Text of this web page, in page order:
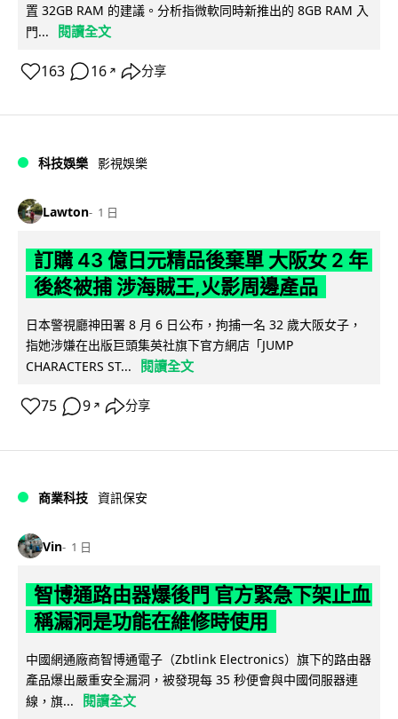
置 32GB RAM 的建議。分析指微軟同時新推出的 8GB RAM 入
門...
閱讀全文
163 16 ↗ 分享
科技娛樂 影視娛樂
Lawton 1 日
訂購 43 億日元精品後棄單 大阪女 2 年
後終被捕 涉海賊王,火影周邊產品
日本警視廳神田署 8 月 6 日公布，拘捕一名 32 歲大阪女子，
指她涉嫌在出版巨頭集英社旗下官方網店「JUMP
CHARACTERS ST...
閱讀全文
75 9 ↗ 分享
商業科技 資訊保安
Vin 1 日
智博通路由器爆後門 官方緊急下架止血
稱漏洞是功能在維修時使用
中國網通廠商智博通電子（Zbtlink Electronics）旗下的路由器
產品爆出嚴重安全漏洞，被發現每 35 秒便會與中國伺服器連
線，旗...
閱讀全文